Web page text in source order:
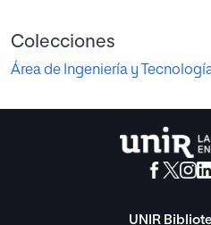
Colecciones
Área de Ingeniería y
UNIR